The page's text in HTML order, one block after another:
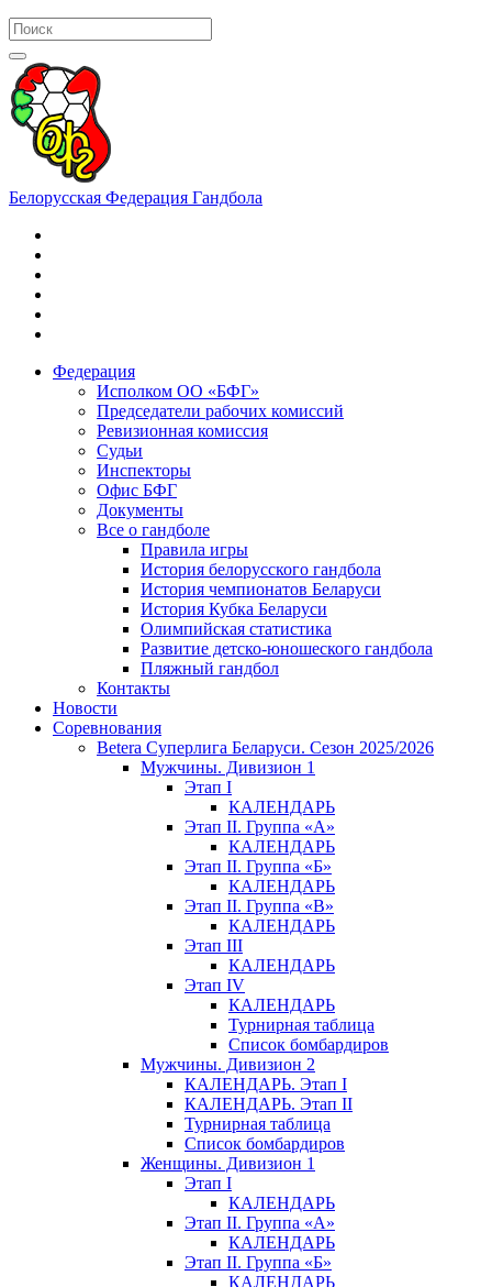
Белорусская Федерация Гандбола
Федерация
Исполком ОО «БФГ»
Председатели рабочих комиссий
Ревизионная комиссия
Судьи
Инспекторы
Офис БФГ
Документы
Все о гандболе
Правила игры
История белорусского гандбола
История чемпионатов Беларуси
История Кубка Беларуси
Олимпийская статистика
Развитие детско-юношеского гандбола
Пляжный гандбол
Контакты
Новости
Соревнования
Betera Суперлига Беларуси. Сезон 2025/2026
Мужчины. Дивизион 1
Этап I
КАЛЕНДАРЬ
Этап II. Группа «А»
КАЛЕНДАРЬ
Этап II. Группа «Б»
КАЛЕНДАРЬ
Этап II. Группа «В»
КАЛЕНДАРЬ
Этап III
КАЛЕНДАРЬ
Этап IV
КАЛЕНДАРЬ
Турнирная таблица
Список бомбардиров
Мужчины. Дивизион 2
КАЛЕНДАРЬ. Этап I
КАЛЕНДАРЬ. Этап II
Турнирная таблица
Список бомбардиров
Женщины. Дивизион 1
Этап I
КАЛЕНДАРЬ
Этап II. Группа «А»
КАЛЕНДАРЬ
Этап II. Группа «Б»
КАЛЕНДАРЬ